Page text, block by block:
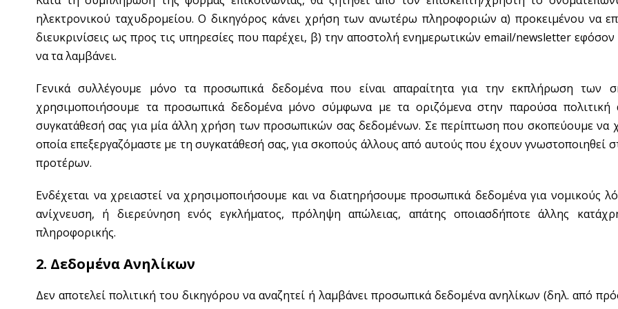
ηλεκτρονικού ταχυδρομείου. O δικηγόρος κάνει χρήση των ανωτέρω πληροφοριών α) προκειμένου να
διευκρινίσεις ως προς τις υπηρεσίες που παρέχει, β) την αποστολή ενημερωτικών email/newsletter
να τα λαμβάνει.
Γενικά συλλέγουμε μόνο τα προσωπικά δεδομένα που είναι απαραίτητα για την εκπλήρωση των
χρησιμοποιήσουμε τα προσωπικά δεδομένα μόνο σύμφωνα με τα οριζόμενα στην παρούσα πολιτική
συγκατάθεσή σας για μία άλλη χρήση των προσωπικών σας δεδομένων. Σε περίπτωση που σκοπεύουμε να
οποία επεξεργαζόμαστε με τη συγκατάθεσή σας, για σκοπούς άλλους από αυτούς που έχουν
προτέρων.
Ενδέχεται να χρειαστεί να χρησιμοποιήσουμε και να διατηρήσουμε προσωπικά δεδομένα για
ανίχνευση, ή διερεύνηση ενός εγκλήματος, πρόληψη απώλειας, απάτης οποιασδήποτε άλλης
πληροφορικής.
2. Δεδομένα Ανηλίκων
Δεν αποτελεί πολιτική του δικηγόρου να αναζητεί ή λαμβάνει προσωπικά δεδομένα ανηλίκων (δηλ. από